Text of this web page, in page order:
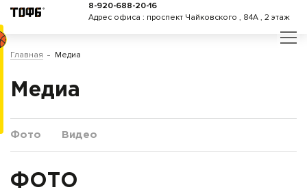
8-920-688-20-16
Адрес офиса : проспект Чайковского , 84А , 2 этаж
Главная Медиа
Медиа
Фото Видео
ФОТО